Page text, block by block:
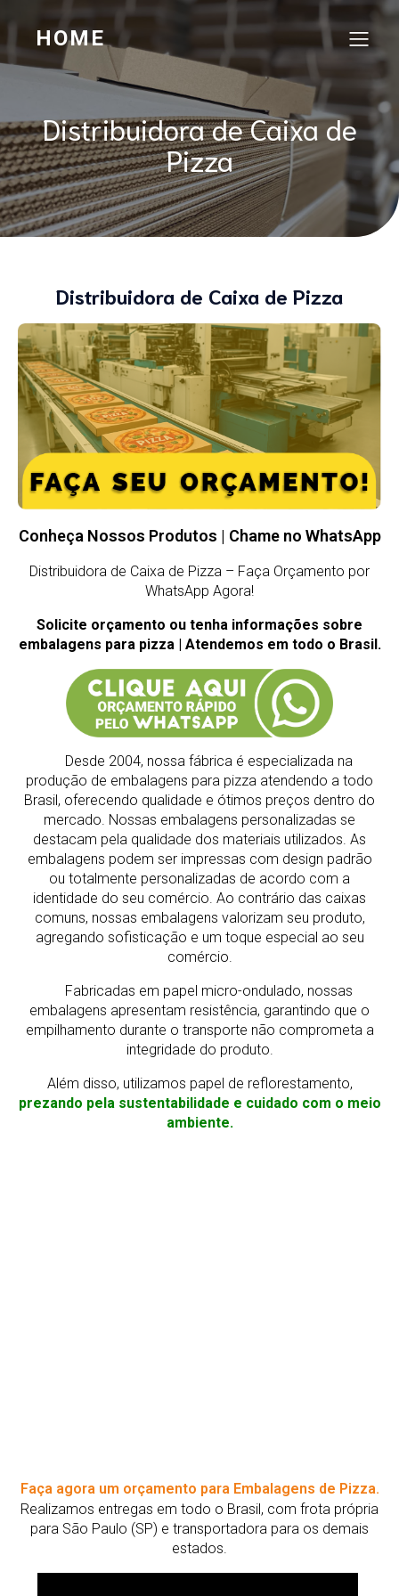
HOME
Distribuidora de Caixa de
Pizza
Distribuidora de Caixa de Pizza
Conheça Nossos Produtos | Chame no WhatsApp
Distribuidora de Caixa de Pizza – Faça Orçamento por
WhatsApp Agora!
Solicite orçamento ou tenha informações sobre
embalagens para pizza | Atendemos em todo o Brasil.
Desde 2004, nossa fábrica é especializada na
produção de embalagens para pizza atendendo a todo
Brasil, oferecendo qualidade e ótimos preços dentro do
mercado. Nossas embalagens personalizadas se
destacam pela qualidade dos materiais utilizados. As
embalagens podem ser impressas com design padrão
ou totalmente personalizadas de acordo com a
identidade do seu comércio. Ao contrário das caixas
comuns, nossas embalagens valorizam seu produto,
agregando sofisticação e um toque especial ao seu
comércio.
Fabricadas em papel micro-ondulado, nossas
embalagens apresentam resistência, garantindo que o
empilhamento durante o transporte não comprometa a
integridade do produto.
Além disso, utilizamos papel de reflorestamento,
prezando pela sustentabilidade e cuidado com o meio
ambiente.
Faça agora um orçamento para Embalagens de Pizza.
Realizamos entregas em todo o Brasil, com frota própria
para São Paulo (SP) e transportadora para os demais
estados.